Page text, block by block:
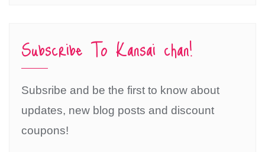
Subscribe To Kansai chan!
Subsribe and be the first to know about
updates, new blog posts and discount
coupons!